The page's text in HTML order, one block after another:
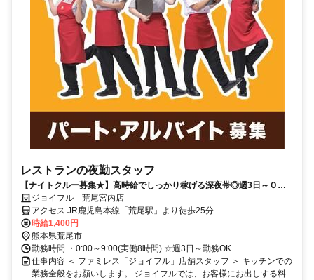
レストランの夜勤スタッフ
【ナイトクルー募集★】高時給でしっかり稼げる深夜帯◎週3日～Ｏ
Ｋ！福利厚生も充実♪履歴書不要！
ジョイフル 荒尾宮内店
アクセス JR鹿児島本線「荒尾駅」より徒歩25分
時給1,400円
熊本県荒尾市
勤務時間 ・0:00～9:00(実働8時間) ☆週3日～勤務OK
仕事内容 ＜ ファミレス「ジョイフル」店舗スタッフ ＞ キッチンでの
業務全般をお願いします。 ジョイフルでは、お客様にお出しする料